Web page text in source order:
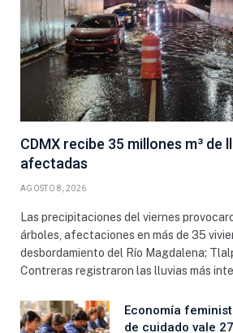
CDMX recibe 35 millones m³ de
afectadas
AGOSTO 8, 2026
Las precipitaciones del viernes
árboles, afectaciones en más de 35
desbordamiento del Río Magdalena;
Contreras registraron las lluvias más
Economía
de cuidado vale